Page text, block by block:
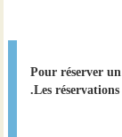
Pour réserver
Les